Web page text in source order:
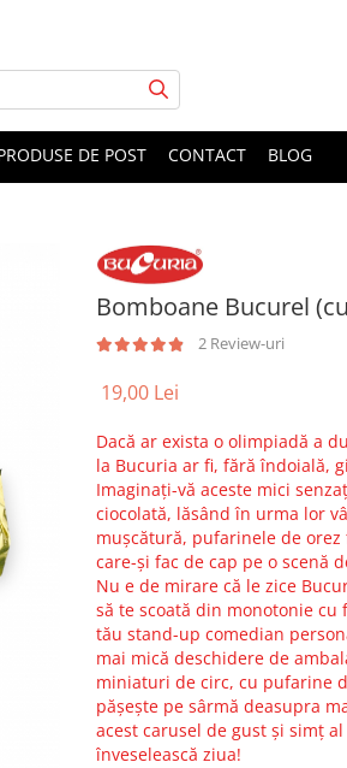
DE POST CONTACT BLOG
Bomboane Bucurel
2 Review-uri
19,00 Lei
Dacă ar exista o olimpiadă a
la Bucuria ar fi, fără îndoială,
Imaginați-vă aceste mici
ciocolată, lăsând în urma lor
mușcătură, pufarinele de
care-și fac de cap pe o scenă
Nu e de mirare că le zice
să te scoată din monotonie cu
tău stand-up comedian
mai mică deschidere de
miniaturi de circ, cu pufarine
pășește pe sârmă deasupra
acest carusel de gust și simț
înveselească ziua!